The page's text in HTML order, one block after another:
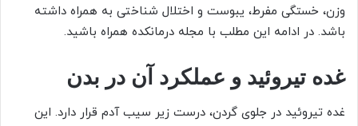
وزن، خستگی مفرط، یبوست و اختلال شناختی به همراه داشته
باشد. در ادامه این مطلب با مجله درمانکده همراه باشید.
غده تیروئید و عملکرد آن در بدن
غده تیروئید در جلوی گردن، درست زیر سیب آدم قرار دارد. این